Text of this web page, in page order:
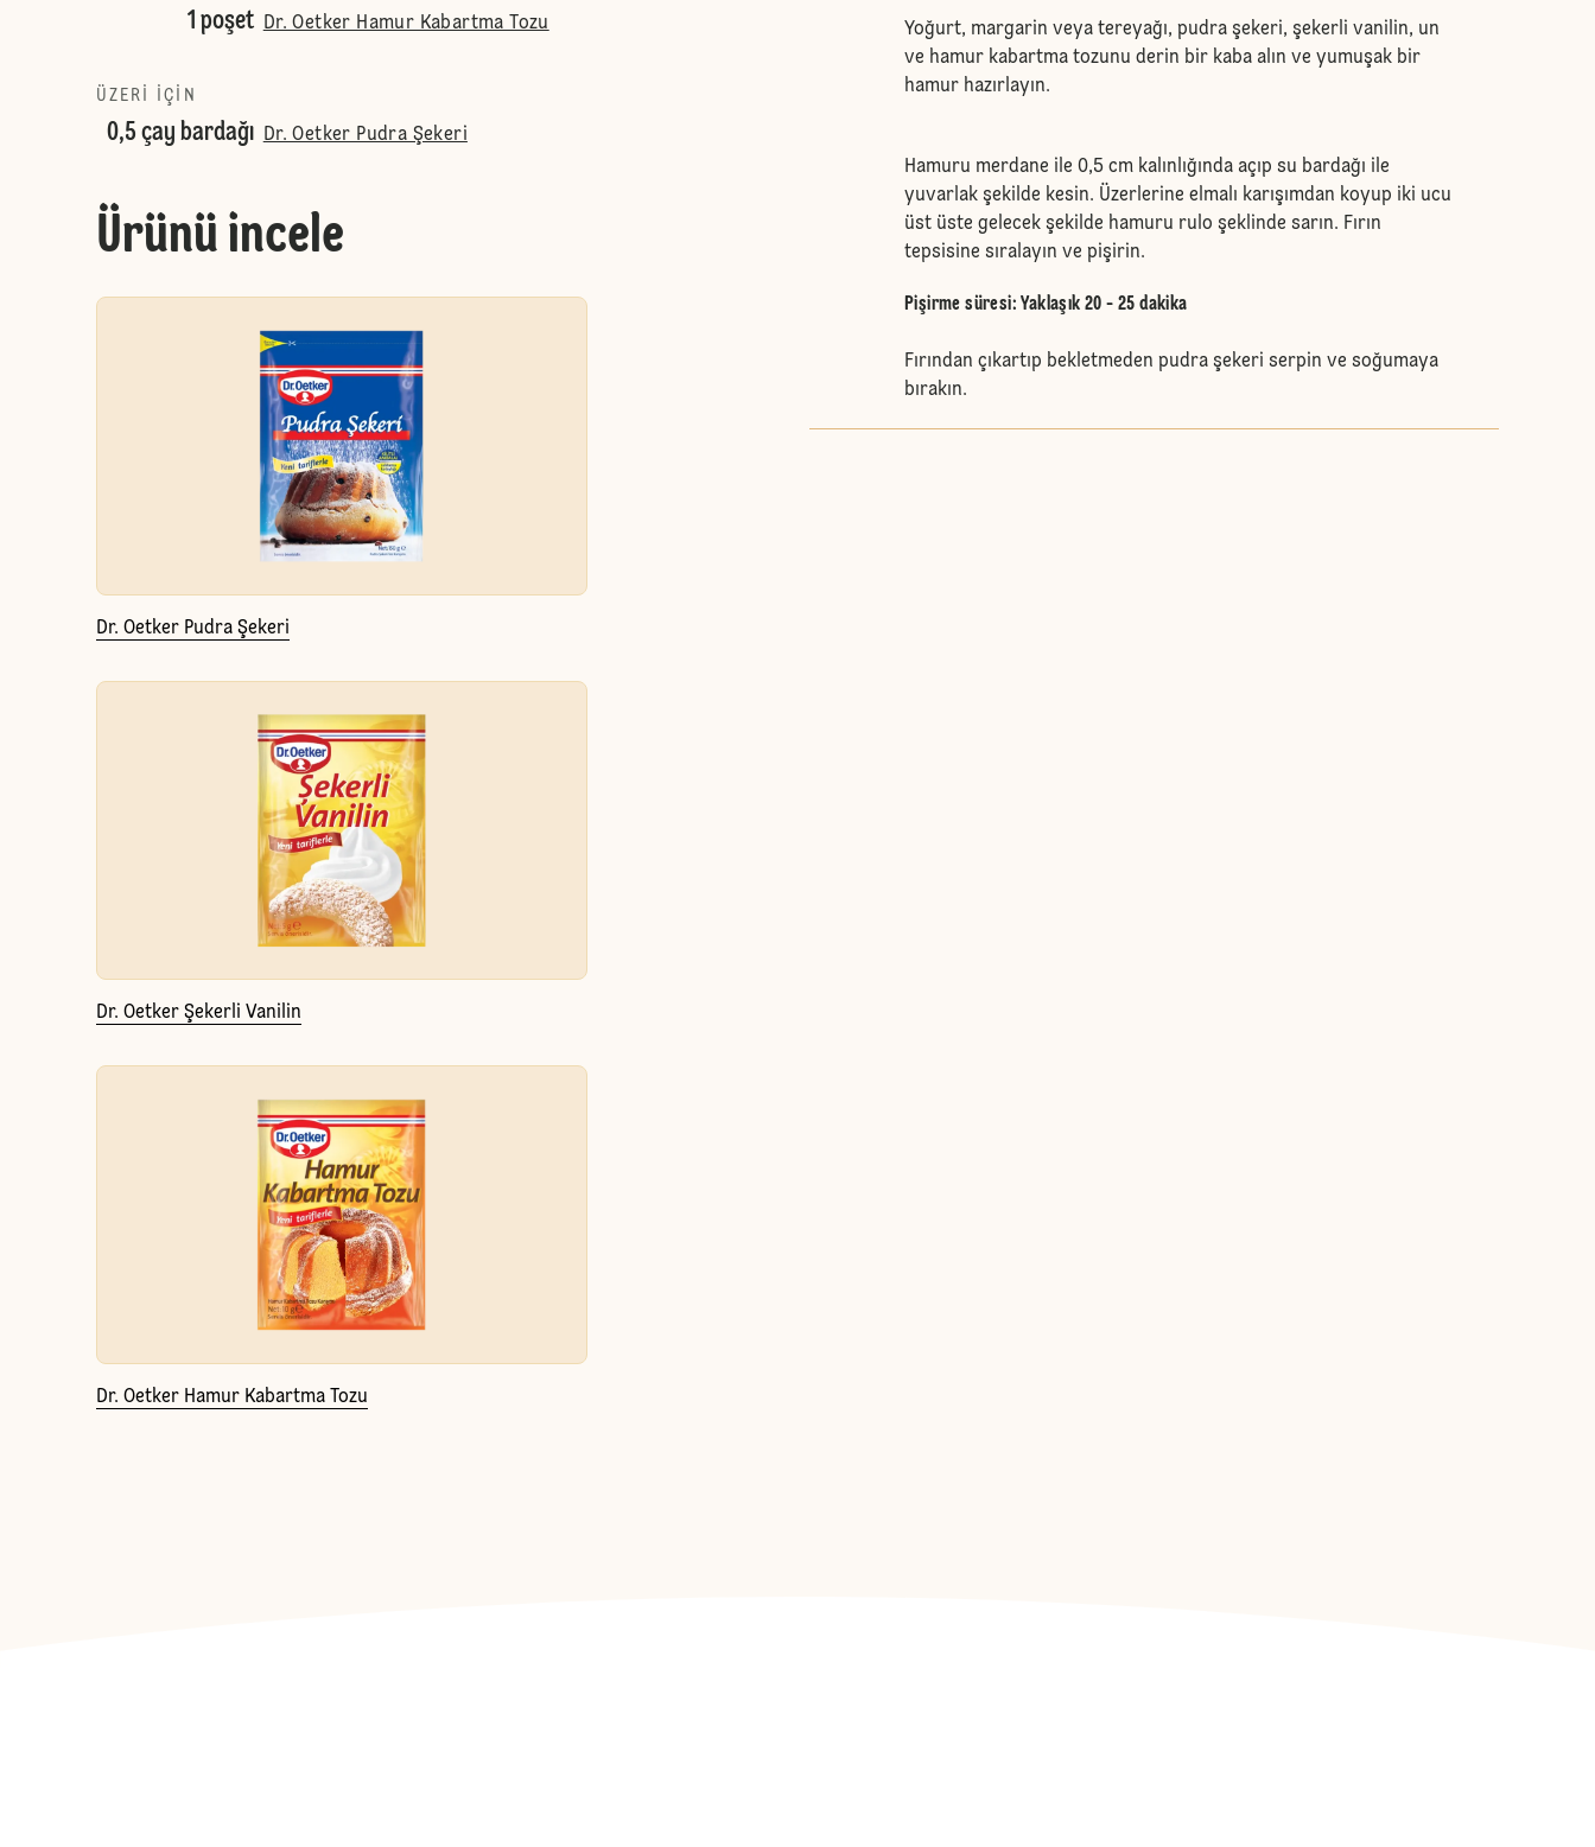
1 poşet Dr. Oetker Hamur Kabartma Tozu
ÜZERI IÇIN
0,5 çay bardağı Dr. Oetker Pudra Şekeri
Ürünü incele
Dr. Oetker Pudra Şekeri
Dr. Oetker Şekerli Vanilin
Dr. Oetker Hamur Kabartma Tozu
Yoğurt, margarin veya tereyağı, pudra şekeri, şekerli vanilin, un
ve hamur kabartma tozunu derin bir kaba alın ve yumuşak bir
hamur hazırlayın.
Hamuru merdane ile 0,5 cm kalınlığında açıp su bardağı ile
yuvarlak şekilde kesin. Üzerlerine elmalı karışımdan koyup iki ucu
üst üste gelecek şekilde hamuru rulo şeklinde sarın. Fırın
tepsisine sıralayın ve pişirin.
Pişirme süresi: Yaklaşık 20 - 25 dakika
Fırından çıkartıp bekletmeden pudra şekeri serpin ve soğumaya
bırakın.